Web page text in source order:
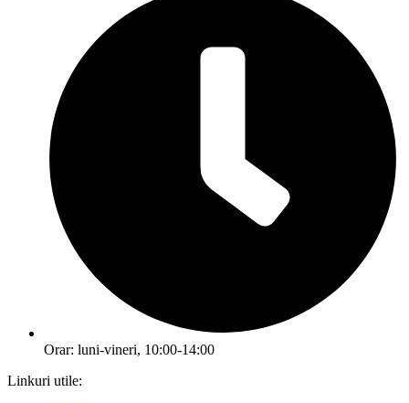
Orar: luni-vineri, 10:00-14:00
Linkuri utile: